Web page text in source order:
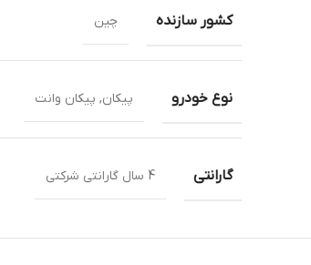
کشور سازنده چین
نوع خودرو پیکان, پیکان وانت
گارانتی 4 سال گارانتی شرکتی